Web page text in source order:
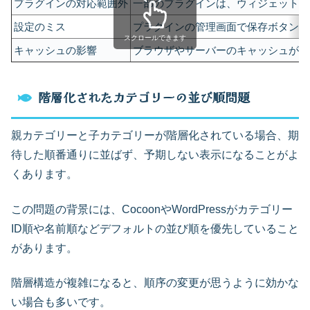
プラグインの対応範囲外 一部のプラグインは、ウィジェット
設定のミス
プラグインの管理画面で保存ボタン
キャッシュの影響
ブラウザやサーバーのキャッシュが
スクロールできます
階層化されたカテゴリーの並び順問題
親カテゴリーと子カテゴリーが階層化されている場合、期
待した順番通りに並ばず、予期しない表示になることがよ
くあります。
この問題の背景には、CocoonやWordPressがカテゴリー
ID順や名前順などデフォルトの並び順を優先していること
があります。
階層構造が複雑になると、順序の変更が思うように効かな
い場合も多いです。